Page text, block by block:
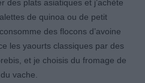
des plats asiatiques et j’achète
de quinoa ou de petit
des flocons d’avoine
les yaourts classiques par des
et je choisis du fromage de
vache.